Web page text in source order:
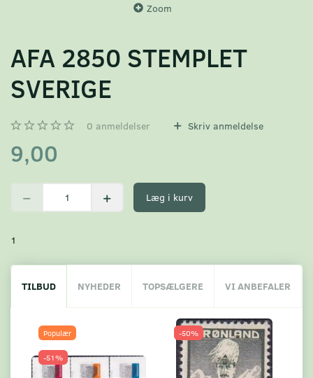
Zoom
AFA 2850 STEMPLET
SVERIGE
0 anmeldelser Skriv anmeldelse
9,00
Læg i kurv
1
TILBUD NYHEDER TOPSÆLGERE VI ANBEFALER
Populær
-51%
-50%